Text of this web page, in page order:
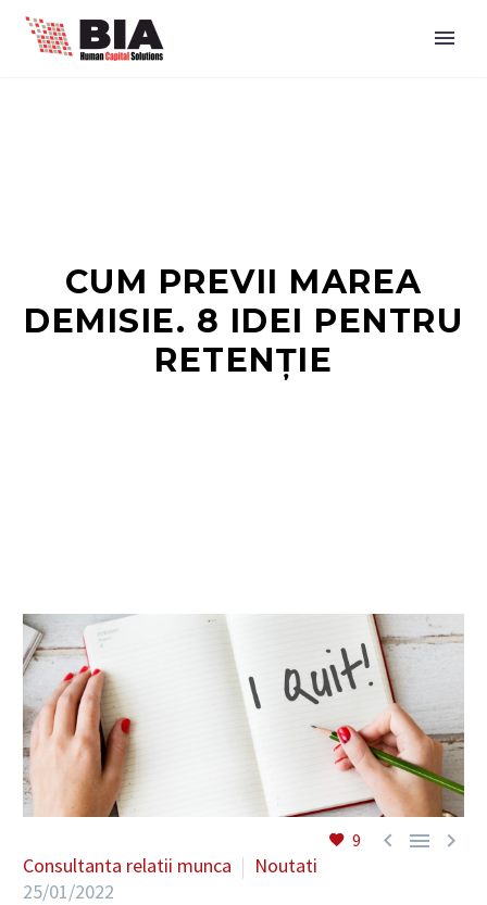
CUM PREVII MAREA
DEMISIE. 8 IDEI PENTRU
RETENȚIE
9   
Consultanta relatii munca
Noutati
25/01/2022